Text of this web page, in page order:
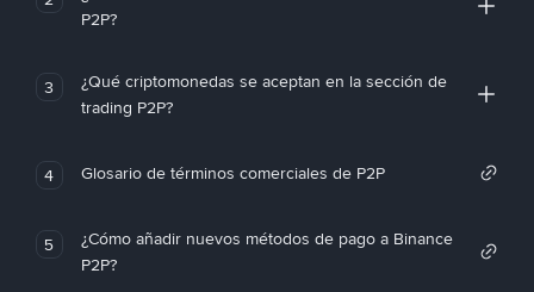
P2P?
3
¿Qué criptomonedas se aceptan en la sección de
trading P2P?
4 Glosario de términos comerciales de P2P
5
¿Cómo añadir nuevos métodos de pago a Binance
P2P?